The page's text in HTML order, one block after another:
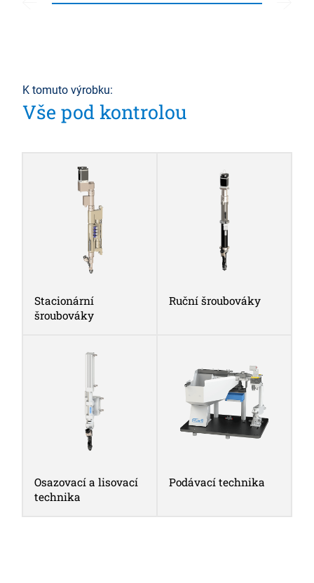
K tomuto výrobku:
Vše pod kontrolou
Stacionární
šroubováky
Ruční šroubováky
Osazovací a lisovací
technika
Podávací technika